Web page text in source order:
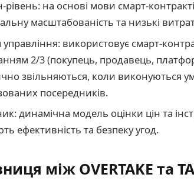
на основі мови смарт-
масштабованість та низькі
використовує смарт-
2/3 (покупець, продавець,
звільняються, коли виконуються
посередників.
динамічна модель оцінки цін та
ефективність та безпеку угод.
між OVERTAKE та